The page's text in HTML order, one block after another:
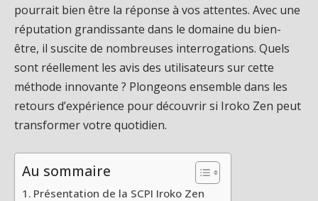
pourrait bien être la réponse à vos attentes. Avec une
réputation grandissante dans le domaine du bien-
être, il suscite de nombreuses interrogations. Quels
sont réellement les avis des utilisateurs sur cette
méthode innovante ? Plongeons ensemble dans les
retours d’expérience pour découvrir si Iroko Zen peut
transformer votre quotidien.
Au sommaire
Présentation de la SCPI Iroko Zen